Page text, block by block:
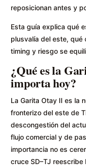
reposicionan antes y
Esta guía explica qué
plusvalía del este, qué
timing y riesgo se
¿Qué es la
importa hoy?
La Garita Otay II es la
fronterizo del este de
descongestión del
flujo comercial y de
importancia no es
cruce SD–TJ